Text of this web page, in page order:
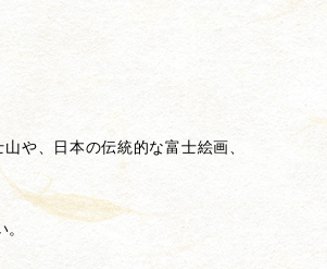
や、日本の伝統的な富士絵画、